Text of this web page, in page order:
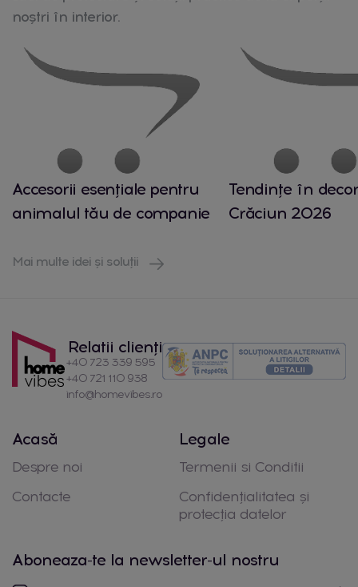
noștri în interior.
Accesorii esențiale pentru
animalul tău de companie
Tendințe în
Crăciun 2026
Mai multe idei și soluții
Relatii clienți
+40 723 339 595
+40 721 110 938
info@homevibes.ro
Acasă
Despre noi
Contacte
Legale
Termenii si Conditii
Confidențialitatea și
protecția datelor
Aboneaza-te la newsletter-ul nostru